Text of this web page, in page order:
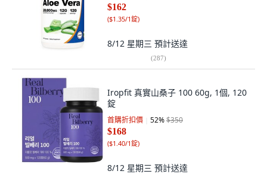
$162
($1.35/1錠)
8/12 星期三 預計送達
(287)
Iropfit 真實山桑子 100 60g, 1個, 120
錠
首購折扣價 52%$350
$168
($1.40/1錠)
8/12 星期三 預計送達